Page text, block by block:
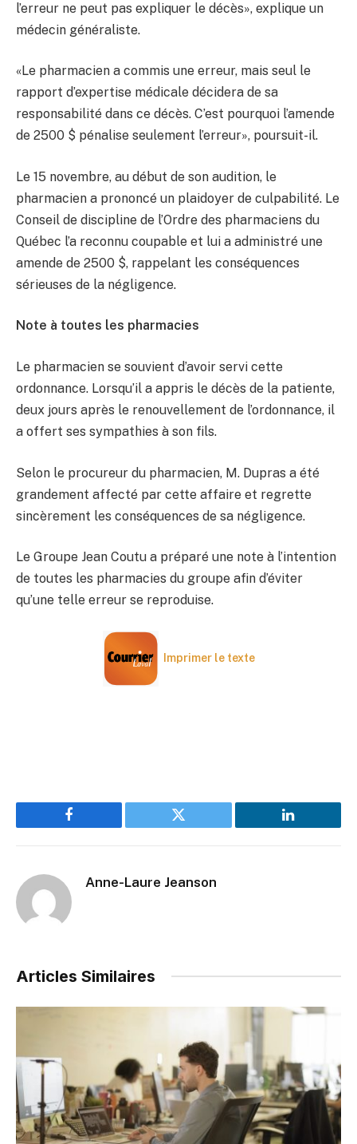
l’erreur ne peut pas expliquer le décès», explique un
médecin généraliste.
«Le pharmacien a commis une erreur, mais seul le
rapport d’expertise médicale décidera de sa
responsabilité dans ce décès. C’est pourquoi l’amende
de 2500 $ pénalise seulement l’erreur», poursuit-il.
Le 15 novembre, au début de son audition, le
pharmacien a prononcé un plaidoyer de culpabilité. Le
Conseil de discipline de l’Ordre des pharmaciens du
Québec l’a reconnu coupable et lui a administré une
amende de 2500 $, rappelant les conséquences
sérieuses de la négligence.
Note à toutes les pharmacies
Le pharmacien se souvient d’avoir servi cette
ordonnance. Lorsqu’il a appris le décès de la patiente,
deux jours après le renouvellement de l’ordonnance, il
a offert ses sympathies à son fils.
Selon le procureur du pharmacien, M. Dupras a été
grandement affecté par cette affaire et regrette
sincèrement les conséquences de sa négligence.
Le Groupe Jean Coutu a préparé une note à l’intention
de toutes les pharmacies du groupe afin d’éviter
qu’une telle erreur se reproduise.
Imprimer le texte
Facebook Twitter LinkedIn
Anne-Laure Jeanson
Articles Similaires